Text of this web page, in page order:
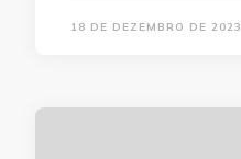
18 DE DEZEMBRO DE 2023